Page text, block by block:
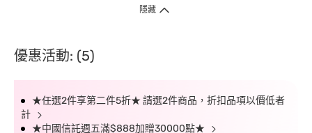
隱藏
優惠活動: (5)
★任選2件享第二件5折★ 請選2件商品，折扣品項以價低者
計
★中國信託週五滿$888加贈30000點★